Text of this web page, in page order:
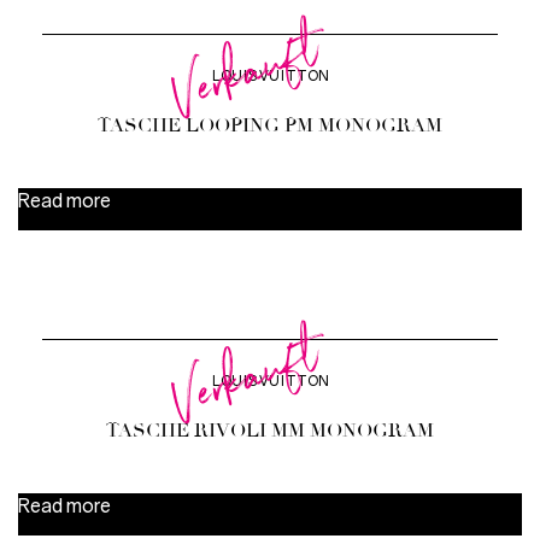
Verkauft
LOUIS VUITTON
TASCHE LOOPING PM MONOGRAM
Read more
Verkauft
LOUIS VUITTON
TASCHE RIVOLI MM MONOGRAM
Read more